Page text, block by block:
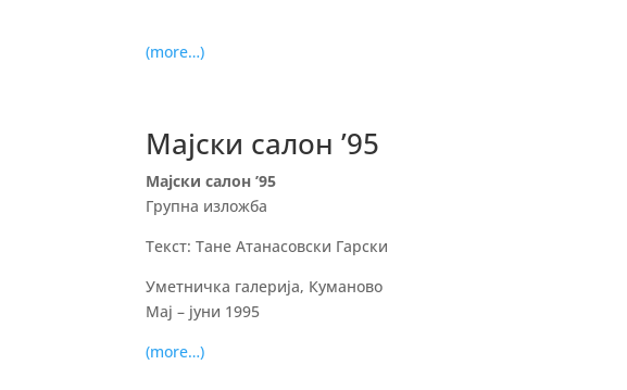
(more…)
Мајски салон ’95
Мајски салон ’95
Групна изложба
Текст: Тане Атанасовски Гарски
Уметничка галерија, Куманово
Мај – јуни 1995
(more…)